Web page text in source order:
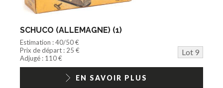
SCHUCO (ALLEMAGNE) (1)
Estimation : 40/50 €
Prix de départ : 25 €
Lot 9
Adjugé : 110 €
EN SAVOIR PLUS